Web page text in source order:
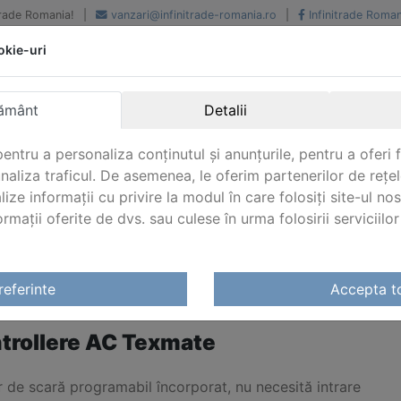
Romania! vanzari@infinitrade-romania.ro Infinitrade
renume
National si international
Livrari din stoc intern
/ Controllere AC Texmate
AC TEXMATE
AC Texmate
de scară programabil încorporat, nu necesită intrare
uri
Detalii
a personaliza conținutul și anunțurile, pentru a oferi
traficul. De asemenea, le oferim partenerilor de
informații cu privire la modul în care folosiți site-ul
oferite de dvs. sau culese în urma folosirii
Accepta